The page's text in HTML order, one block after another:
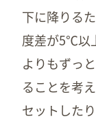
下に降りる
度差が5℃以
よりもずっ
ることを考
セットした